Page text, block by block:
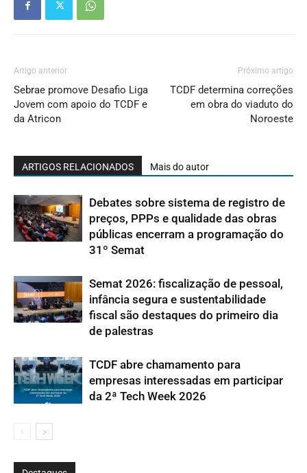
Artigo anterior
Sebrae promove Desafio Liga
Jovem com apoio do TCDF e
da Atricon
Próximo artigo
TCDF determina correções
em obra do viaduto do
Noroeste
ARTIGOS RELACIONADOS Mais do autor
Debates sobre sistema de registro de
preços, PPPs e qualidade das obras
públicas encerram a programação do
31º Semat
Semat 2026: fiscalização de pessoal,
infância segura e sustentabilidade
fiscal são destaques do primeiro dia
de palestras
TCDF abre chamamento para
empresas interessadas em participar
da 2ª Tech Week 2026